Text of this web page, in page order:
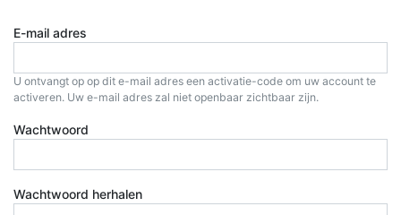
E-mail adres
U ontvangt op op dit e-mail adres een activatie-code om uw account te
activeren. Uw e-mail adres zal niet openbaar zichtbaar zijn.
Wachtwoord
Wachtwoord herhalen